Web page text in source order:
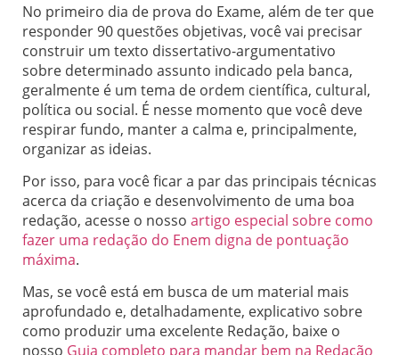
No primeiro dia de prova do Exame, além de ter que
responder 90 questões objetivas, você vai precisar
construir um texto dissertativo-argumentativo
sobre determinado assunto indicado pela banca,
geralmente é um tema de ordem científica, cultural,
política ou social. É nesse momento que você deve
respirar fundo, manter a calma e, principalmente,
organizar as ideias.
Por isso, para você ficar a par das principais técnicas
acerca da criação e desenvolvimento de uma boa
redação, acesse o nosso artigo especial sobre como
fazer uma redação do Enem digna de pontuação
máxima.
Mas, se você está em busca de um material mais
aprofundado e, detalhadamente, explicativo sobre
como produzir uma excelente Redação, baixe o
nosso Guia completo para mandar bem na Redação